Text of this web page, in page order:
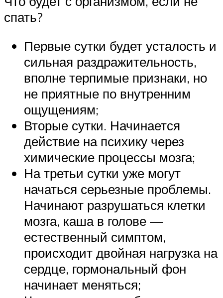
спать?
Первые сутки будет усталость и
сильная раздражительность,
вполне терпимые признаки, но
не приятные по внутренним
ощущениям;
Вторые сутки. Начинается
действие на психику через
химические процессы мозга;
На третьи сутки уже могут
начаться серьезные проблемы.
Начинают разрушаться клетки
мозга, каша в голове —
естественный симптом,
происходит двойная нагрузка на
сердце, гормональный фон
начинает меняться;